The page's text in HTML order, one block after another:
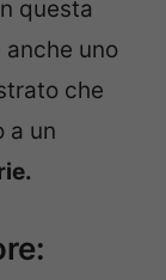
questa
uno
che
a un